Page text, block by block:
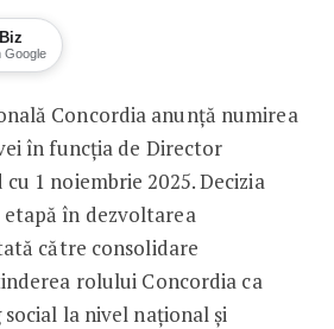
Google
preia conducerea
Concordia anunță numirea
în funcția de Director
1 noiembrie 2025. Decizia
etapă în dezvoltarea
către consolidare
rolului Concordia ca
la nivel național și